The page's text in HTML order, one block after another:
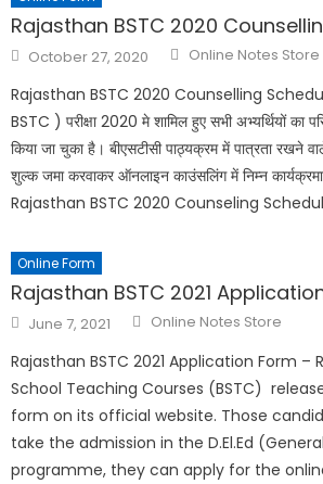
Rajasthan BSTC 2020
October 27, 2020 Online Notes Store
Rajasthan BSTC 2020 Counselling
BSTC ) परीक्षा 2020 मे शामिल हुए सभी अभ्यर्थियों का
किया जा चुका है। बीएसटीसी पाठ्यक्रम में पात्रता रखने
शुल्क जमा करवाकर ऑनलाइन काउंसलिंग में निम्न
Rajasthan BSTC 2020 Counseling
Online Form
Rajasthan BSTC 2021
June 7, 2021 Online Notes Store
Rajasthan BSTC 2021 Application Form –
School Teaching Courses (BSTC)
form on its official website. Those
take the admission in the D.El.Ed
programme, they can apply for the